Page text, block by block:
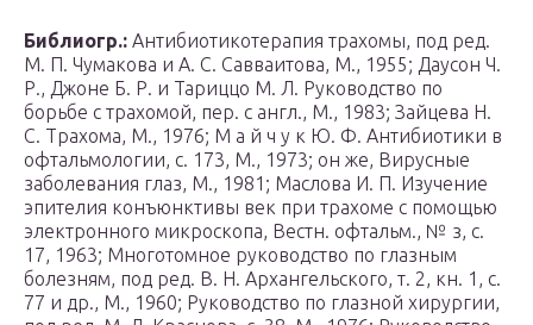
Библиогр.: Антибиотикотерапия трахомы, под ред.
М. П. Чумакова и А. С. Савваитова, М., 1955; Даусон Ч.
Р., Джоне Б. Р. и Тариццо М. Л. Руководство по
борьбе с трахомой, пер. с англ., М., 1983; Зайцева Н.
С. Трахома, М., 1976; М а й ч у к Ю. Ф. Антибиотики в
офтальмологии, с. 173, М., 1973; он же, Вирусные
заболевания глаз, М., 1981; Маслова И. П. Изучение
эпителия конъюнктивы век при трахоме с помощью
электронного микроскопа, Вестн. офтальм., № з, с.
17, 1963; Многотомное руководство по глазным
болезням, под ред. В. Н. Архангельского, т. 2, кн. 1, с.
77 и др., М., 1960; Руководство по глазной хирургии,